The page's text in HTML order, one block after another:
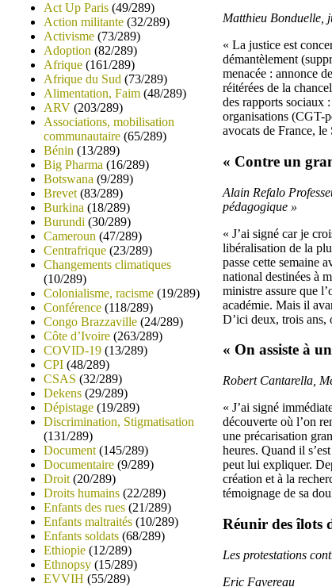
Act Up Paris (49/289)
Action militante (32/289)
Activisme (73/289)
Adoption (82/289)
Afrique (161/289)
Afrique du Sud (73/289)
Alimentation, Faim (48/289)
ARV (203/289)
Associations, mobilisation
communautaire (65/289)
Bénin (13/289)
Big Pharma (16/289)
Botswana (9/289)
Brevet (83/289)
Burkina (18/289)
Burundi (30/289)
Cameroun (47/289)
Centrafrique (23/289)
Changements climatiques
(10/289)
Colonialisme, racisme (19/289)
Conférence (118/289)
Congo Brazzaville (24/289)
Côte d’Ivoire (263/289)
COVID-19 (13/289)
CPI (48/289)
CSAS (32/289)
Dekens (29/289)
Dépistage (19/289)
Discrimination, Stigmatisation
(131/289)
Document (145/289)
Documentaire (9/289)
Droit (20/289)
Droits humains (22/289)
Enfants des rues (21/289)
Enfants maltraités (10/289)
Enfants soldats (68/289)
Ethiopie (12/289)
Ethnopsy (15/289)
EVVIH (55/289)
Matthieu Bonduelle,
« La justice est
démantèlement
menacée : annonce
réitérées de la
des rapports sociaux
organisations (CGT-
avocats de France,
« Contre un
Alain Refalo
pédagogique »
« J’ai signé car je
libéralisation de la
passe cette semaine
national destinées à
ministre assure que
académie. Mais il
D’ici deux, trois ans,
« On assiste à
Robert Cantarella,
« J’ai signé
découverte où l’on
une précarisation
heures. Quand il
peut lui expliquer.
création et à la
témoignage de sa
Réunir des îlots
Les protestations
Eric Favereau